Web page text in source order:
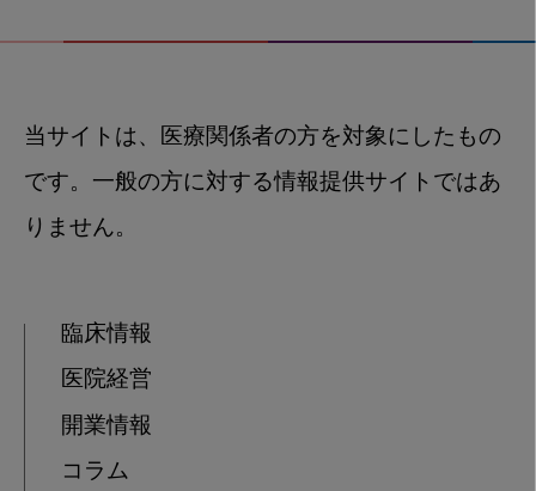
当サイトは、医療関係者の方を対象にしたもの
です。一般の方に対する情報提供サイトではあ
りません。
臨床情報
医院経営
開業情報
コラム